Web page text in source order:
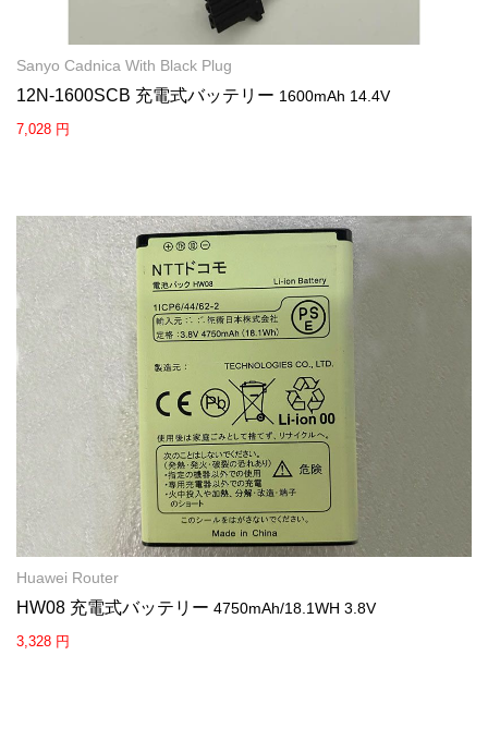
Sanyo Cadnica With Black Plug
12N-1600SCB 充電式バッテリー 1600mAh 14.4V
7,028 円
Huawei Router
HW08 充電式バッテリー 4750mAh/18.1WH 3.8V
3,328 円